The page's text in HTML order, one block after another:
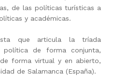
de las políticas turísticas a
y académicas.
que articula la tríada
política de forma conjunta,
forma virtual y en abierto,
de Salamanca (España).